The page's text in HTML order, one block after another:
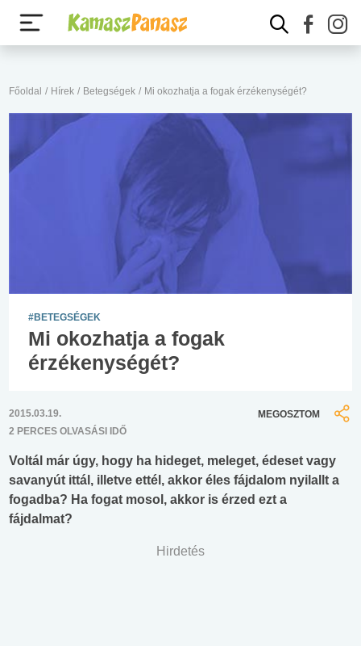
Főoldal / Hírek / Betegségek / Mi okozhatja a fogak érzékenységét?
#BETEGSÉGEK
Mi okozhatja a fogak
érzékenységét?
2015.03.19.
2 PERCES OLVASÁSI IDŐ
MEGOSZTOM
Voltál már úgy, hogy ha hideget, meleget, édeset vagy
savanyút ittál, illetve ettél, akkor éles fájdalom nyilallt a
fogadba? Ha fogat mosol, akkor is érzed ezt a
fájdalmat?
Hirdetés